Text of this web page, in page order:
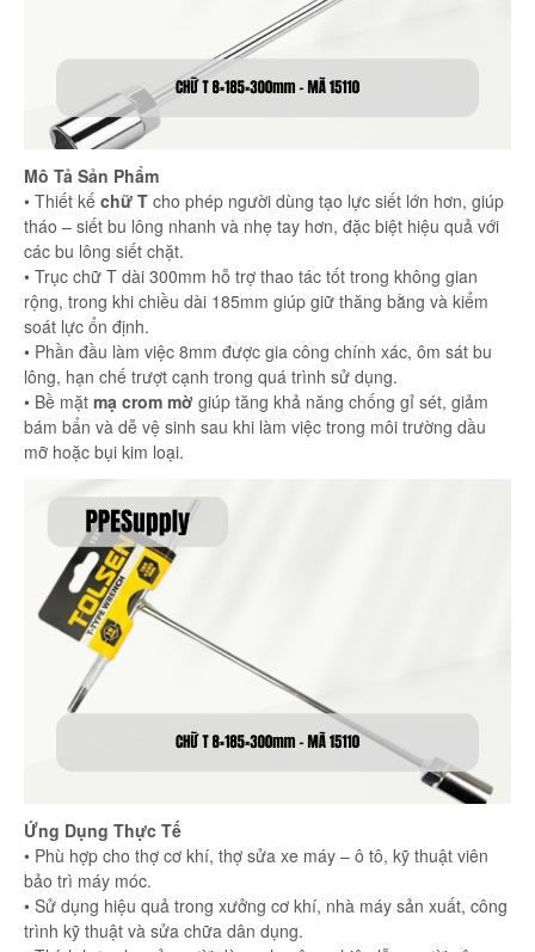
Mô Tả Sản Phẩm
• Thiết kế chữ T cho phép người dùng tạo lực siết lớn hơn, giúp
tháo – siết bu lông nhanh và nhẹ tay hơn, đặc biệt hiệu quả với
các bu lông siết chặt.
• Trục chữ T dài 300mm hỗ trợ thao tác tốt trong không gian
rộng, trong khi chiều dài 185mm giúp giữ thăng bằng và kiểm
soát lực ổn định.
• Phần đầu làm việc 8mm được gia công chính xác, ôm sát bu
lông, hạn chế trượt cạnh trong quá trình sử dụng.
• Bề mặt mạ crom mờ giúp tăng khả năng chống gỉ sét, giảm
bám bẩn và dễ vệ sinh sau khi làm việc trong môi trường dầu
mỡ hoặc bụi kim loại.
Ứng Dụng Thực Tế
• Phù hợp cho thợ cơ khí, thợ sửa xe máy – ô tô, kỹ thuật viên
bảo trì máy móc.
• Sử dụng hiệu quả trong xưởng cơ khí, nhà máy sản xuất, công
trình kỹ thuật và sửa chữa dân dụng.